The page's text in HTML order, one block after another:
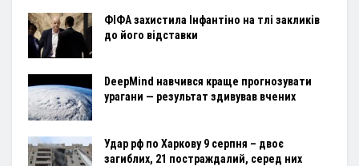
ФІФА захистила Інфантіно на тлі закликів
до його відставки
DeepMind навчився краще прогнозувати
урагани — результат здивував вчених
Удар рф по Харкову 9 серпня – двоє
загиблих, 21 постраждалий, серед них